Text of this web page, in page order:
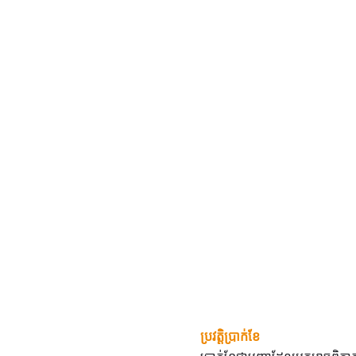
ប្រវត្តិប្រាក់ខែ